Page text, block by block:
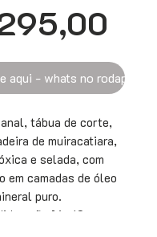
aqui - whats no rodapé
tábua de corte,
de muiracatiara,
e selada, com
em camadas de óleo
puro.
são 16x43 cm.